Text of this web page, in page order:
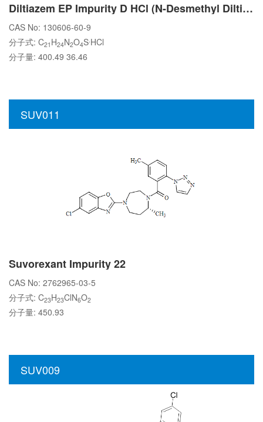
Diltiazem EP Impurity D HCl (N-Desmethyl Diltiazem HCl)
CAS No: 130606-60-9
分子式: C21 H24N2O4S HCl
分子量: 400.49 36.46
SUV011
Suvorexant Impurity 22
CAS No: 2762965-03-5
分子式: C23H23ClN6O2
分子量: 450.93
SUV009